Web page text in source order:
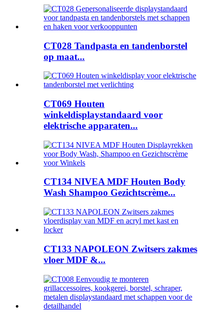
CT028 Tandpasta en tandenborstel
op maat...
CT069 Houten
winkeldisplaystandaard voor
elektrische apparaten...
CT134 NIVEA MDF Houten Body
Wash Shampoo Gezichtscrème...
CT133 NAPOLEON Zwitsers zakmes
vloer MDF &...